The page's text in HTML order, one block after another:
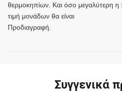
θερμοκηπίων. Και όσο μεγαλύτερη η
τιμή μονάδων θα είναι
Προδιαγραφή.
Συγγενικά